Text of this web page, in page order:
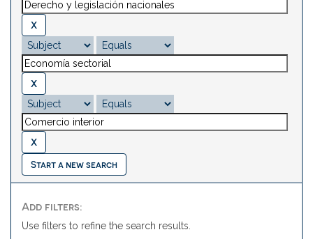
Start a new search
Add filters:
Use filters to refine the search results.